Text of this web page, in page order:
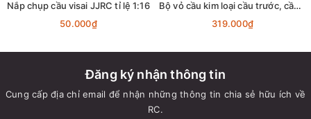
Nắp chụp cầu visai JJRC tỉ lệ 1:16
50.000₫
Bộ vỏ cầu kim loại cầu trước, cầu sau lắp xe MN86 tỉ lệ 1:12
319.000₫
Đăng ký nhận thông tin
Cung cấp địa chỉ email để nhận những thông tin chia sẻ hữu ích về
RC.